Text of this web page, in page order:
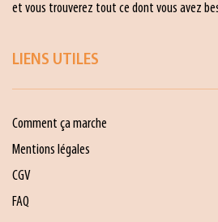
et vous trouverez tout ce dont vous avez
LIENS UTILES
Comment ça marche
Mentions légales
CGV
FAQ